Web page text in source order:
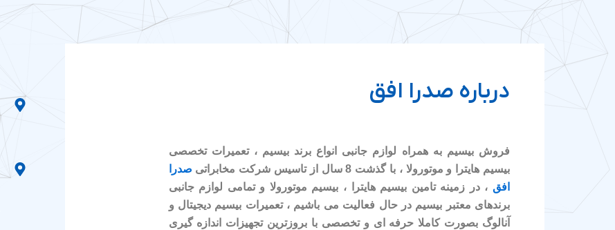
درباره صدرا افق
فروش بیسیم به همراه لوازم جانبی انواع برند بیسیم ، تعمیرات تخصصی
بیسیم هایترا و موتورولا ، با گذشت 8 سال از تاسیس شرکت مخابراتی
صدرا
افق ، در زمینه تامین بیسیم هایترا ، بیسیم موتورولا و تمامی لوازم جانبی
برندهای معتبر بیسیم در حال فعالیت می باشیم ، تعمیرات بیسیم دیجیتال و
آنالوگ بصورت کاملا حرفه ای و تخصصی با بروزترین تجهیزات اندازه گیری